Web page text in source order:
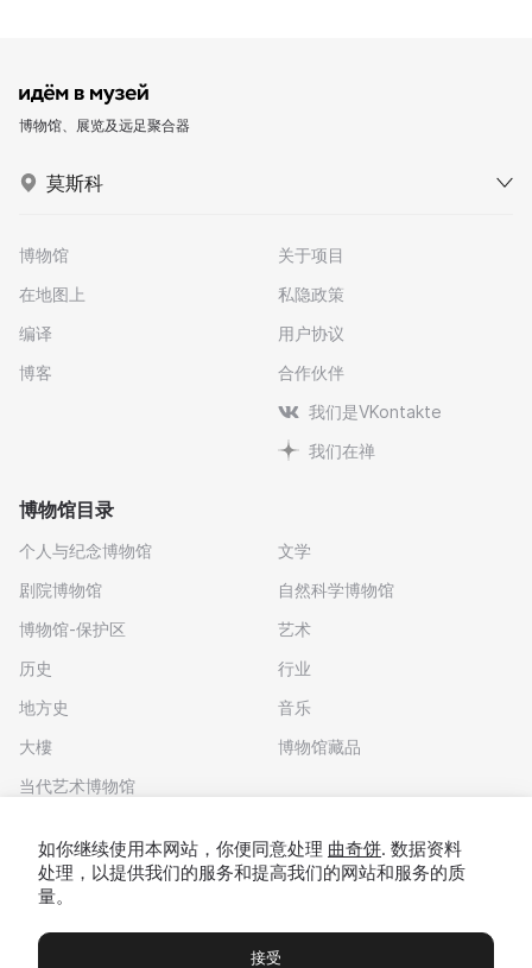
博物馆、展览及远足聚合器
莫斯科
博物馆
在地图上
编译
博客
关于项目
私隐政策
用户协议
合作伙伴
我们是VKontakte
我们在禅
博物馆目录
个人与纪念博物馆
剧院博物馆
博物馆-保护区
历史
地方史
大樓
当代艺术博物馆
文学
自然科学博物馆
艺术
行业
音乐
博物馆藏品
如你继续使用本网站，你便同意处理 曲奇饼. 数据资料
处理，以提供我们的服务和提高我们的网站和服务的质
量。
接受